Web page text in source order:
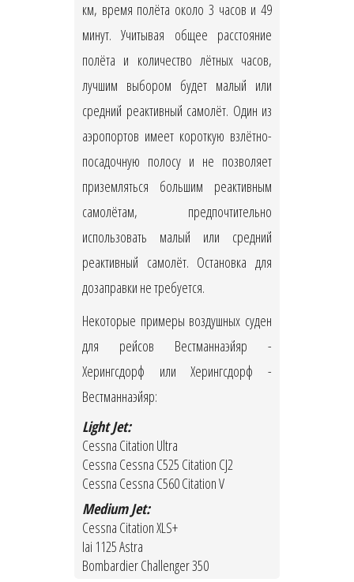
км, время полёта около 3 часов и 49
минут. Учитывая общее расстояние
полёта и количество лётных часов,
лучшим выбором будет малый или
средний реактивный самолёт. Один из
аэропортов имеет короткую взлётно-
посадочную полосу и не позволяет
приземляться большим реактивным
самолётам, предпочтительно
использовать малый или средний
реактивный самолёт. Остановка для
дозаправки не требуется.
Некоторые примеры воздушных суден
для рейсов Вестманнаэйяр -
Херингсдорф или Херингсдорф -
Вестманнаэйяр:
Light Jet:
Cessna Citation Ultra
Cessna Cessna C525 Citation CJ2
Cessna Cessna C560 Citation V
Medium Jet:
Cessna Citation XLS+
Iai 1125 Astra
Bombardier Challenger 350